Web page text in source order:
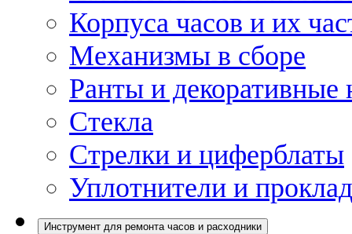
Корпуса часов и их
Механизмы в сборе
Ранты и декоративные
Стекла
Стрелки и циферблаты
Уплотнители и
Инструмент для ремонта часов и расходники